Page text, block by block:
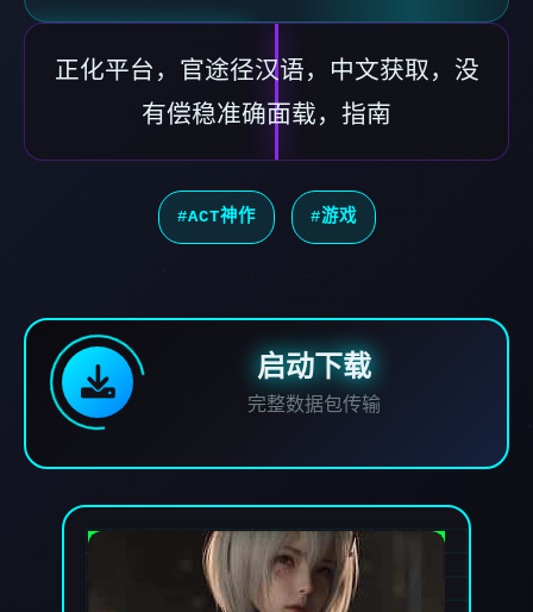
正化平台，官途径汉语，中文获取，没
有偿稳准确面载，指南
#ACT神作 #游戏
启动下载
完整数据包传输